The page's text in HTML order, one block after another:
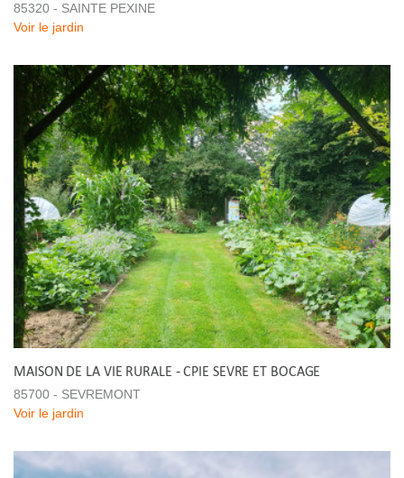
85320 - SAINTE PEXINE
Voir le jardin
MAISON DE LA VIE RURALE - CPIE SEVRE ET BOCAGE
85700 - SEVREMONT
Voir le jardin